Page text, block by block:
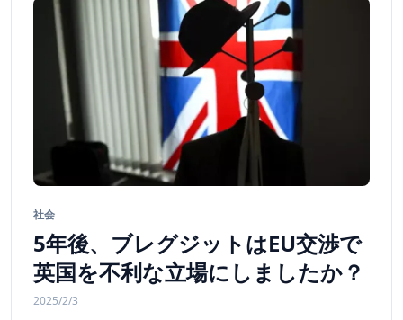
社会
5年後、ブレグジットはEU交渉で
英国を不利な立場にしましたか？
2025/2/3